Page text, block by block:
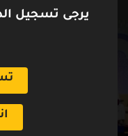
يرجى تسجيل